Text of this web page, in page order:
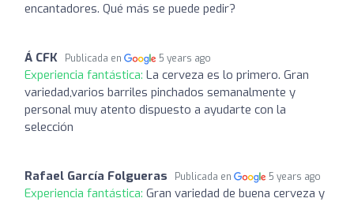
encantadores. Qué más se puede pedir?
Á CFK Publicada en 5 years ago
Experiencia fantástica: La cerveza es lo primero. Gran
variedad,varios barriles pinchados semanalmente y
personal muy atento dispuesto a ayudarte con la
selección
Rafael García Folgueras Publicada en 5 years ago
Experiencia fantástica: Gran variedad de buena cerveza y